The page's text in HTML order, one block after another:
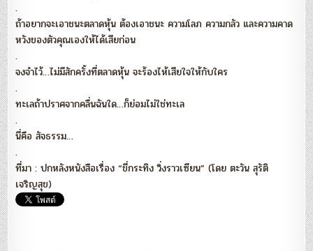
.
ถ้าอยากจะเอาชนะตลาดหุ้น ต้องเอาชนะ ความโลภ ความกลัว และความคาด
หวังของตัวคุณเองให้ได้เสียก่อน
.
จงจำไว้…ไม่มีสักครั้งที่ตลาดหุ้น จะร้องไห้เสียใจให้กับใคร
.
ทะเลถ้าปราศจากคลื่นฉันใด…ก็ย่อมไม่ใช่ทะเล
.
นี่คือ สัจธรรม…
.
ที่มา : ปกหลังหนังสือเรื่อง “ขี่กระทิง วิ่งราวเซียน” (โดย ตะวัน สุรัติ
เจริญสุข)